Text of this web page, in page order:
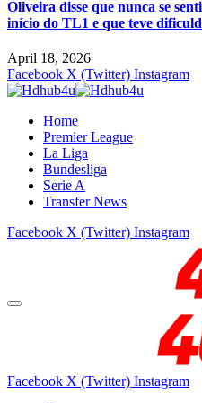
Oliveira disse que nunca se
início do TL1 e que teve
April 18, 2026
Facebook X (Twitter) Instagram
Home
Premier League
La Liga
Bundesliga
Serie A
Transfer News
Facebook X (Twitter) Instagram
Facebook X (Twitter) Instagram